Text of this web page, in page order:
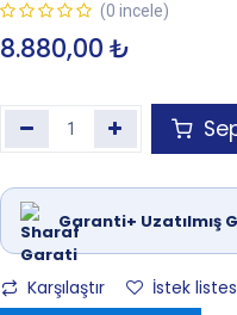
(0 incele)
8.880,00 ₺
Garanti+ Uzatılmış
Karşılaştır
İstek